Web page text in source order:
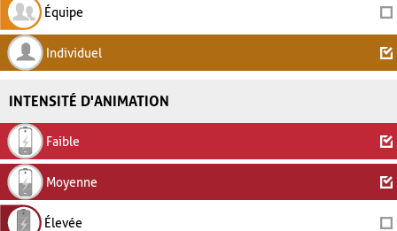
Équipe
Individuel
INTENSITÉ D'ANIMATION
Faible
Moyenne
Élevée